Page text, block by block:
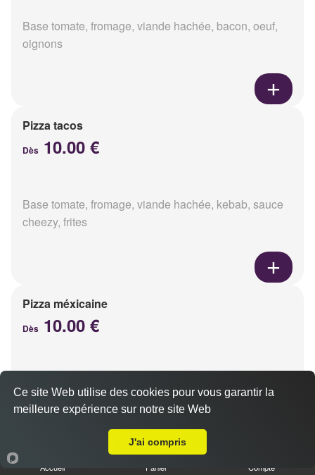
Base tomate, fromage, viande hachée, bacon, oeuf,
oignons
Pizza tacos
Dès 10.00 €
Base tomate, fromage, viande hachée, kebab, sauce
cheezy, frites
Pizza méxicaine
Dès 10.00 €
chorizo, poivrons
Accueil Panier Compte
Ce site Web utilise des cookies pour vous garantir la
meilleure expérience sur notre site Web
J'ai compris